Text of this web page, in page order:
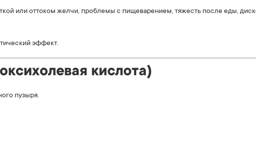
или оттоком желчи, проблемы с пищеварением, тяжесть после еды,
эффект.
кислота)
пузыря.